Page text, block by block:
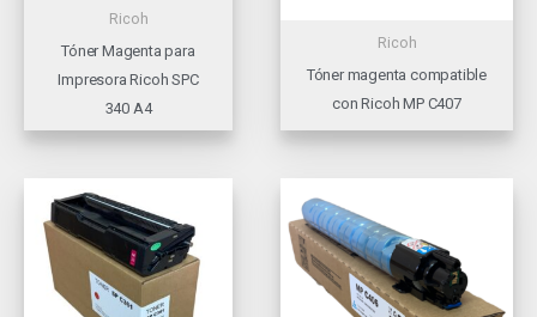
Ricoh
Tóner Magenta para
Impresora Ricoh SPC
340 A4
Ricoh
Tóner magenta compatible
con Ricoh MP C407